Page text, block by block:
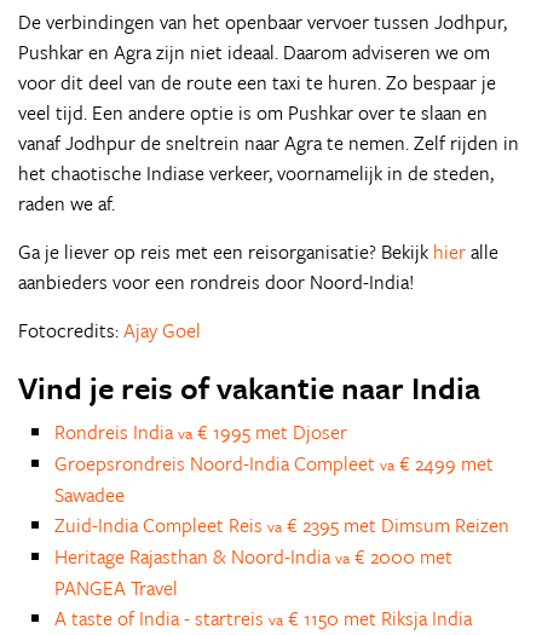
De verbindingen van het openbaar vervoer tussen Jodhpur,
Pushkar en Agra zijn niet ideaal. Daarom adviseren we om
voor dit deel van de route een taxi te huren. Zo bespaar je
veel tijd. Een andere optie is om Pushkar over te slaan en
vanaf Jodhpur de sneltrein naar Agra te nemen. Zelf rijden in
het chaotische Indiase verkeer, voornamelijk in de steden,
raden we af.
Ga je liever op reis met een reisorganisatie? Bekijk hieralle
aanbieders voor een rondreis door Noord-India!
Fotocredits:Ajay Goel
Vind je reis of vakantie naar India
Rondreis India va € 1995 met Djoser
Groepsrondreis Noord-India Compleet va € 2499 met
Sawadee
Zuid-India Compleet Reis va € 2395 met Dimsum Reizen
Heritage Rajasthan & Noord-India va € 2000 met
PANGEA Travel
A taste of India - startreis va € 1150 met Riksja India